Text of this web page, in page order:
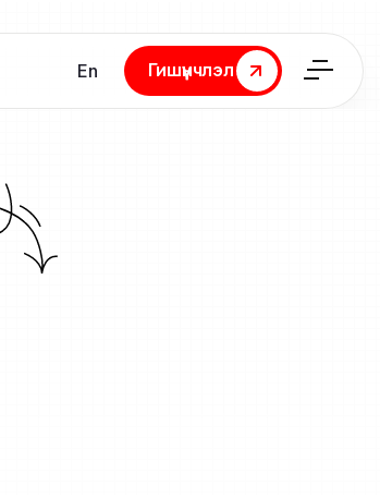
En
Гишүүнчлэл
Гишүүнчлэл